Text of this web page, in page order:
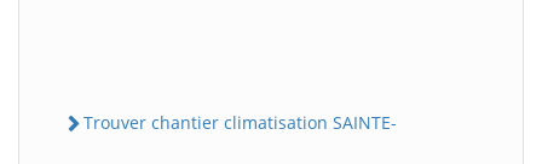
Trouver chantier climatisation SAINTE-